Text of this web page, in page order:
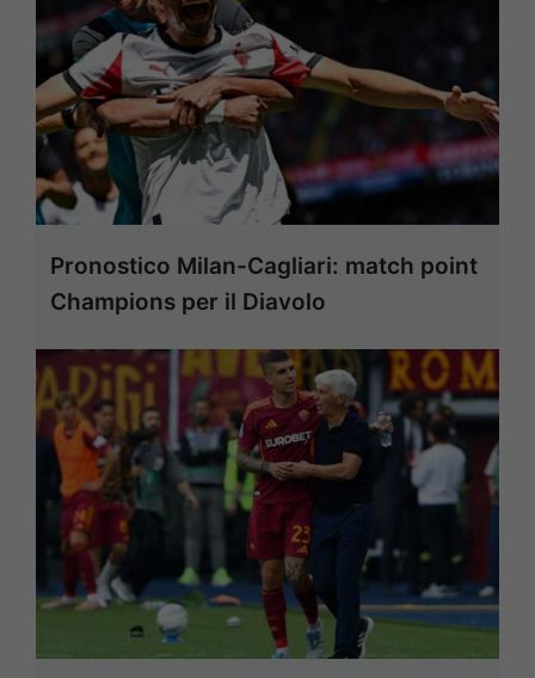
Pronostico Milan-Cagliari: match point
Champions per il Diavolo